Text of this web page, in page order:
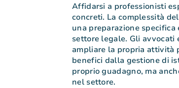
Affidarsi a professionisti
concreti. La complessità
una preparazione
settore legale. Gli
ampliare la propria attività
benefici dalla gestione di
proprio guadagno, ma
nel settore.